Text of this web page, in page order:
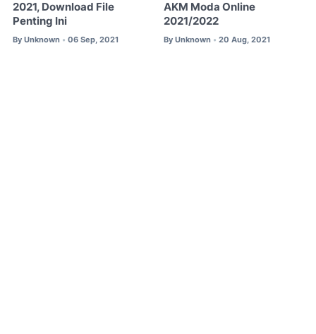
2021, Download File
Penting Ini
By Unknown • 06 Sep, 2021
AKM Moda Online
2021/2022
By Unknown • 20 Aug, 2021